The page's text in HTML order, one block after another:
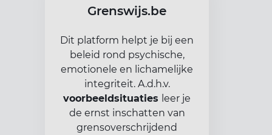
Grenswijs.be
Dit platform helpt je bij een
beleid rond psychische,
emotionele en lichamelijke
integriteit. A.d.h.v.
voorbeeldsituaties leer je
de ernst inschatten van
grensoverschrijdend